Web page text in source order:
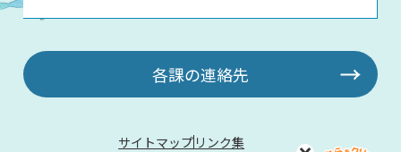
各課の連絡先
サイトマップ リンク集